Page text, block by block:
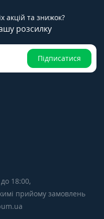
акцій та знижок?
розсилку
Підписатися
18:00,
прийому замовлень